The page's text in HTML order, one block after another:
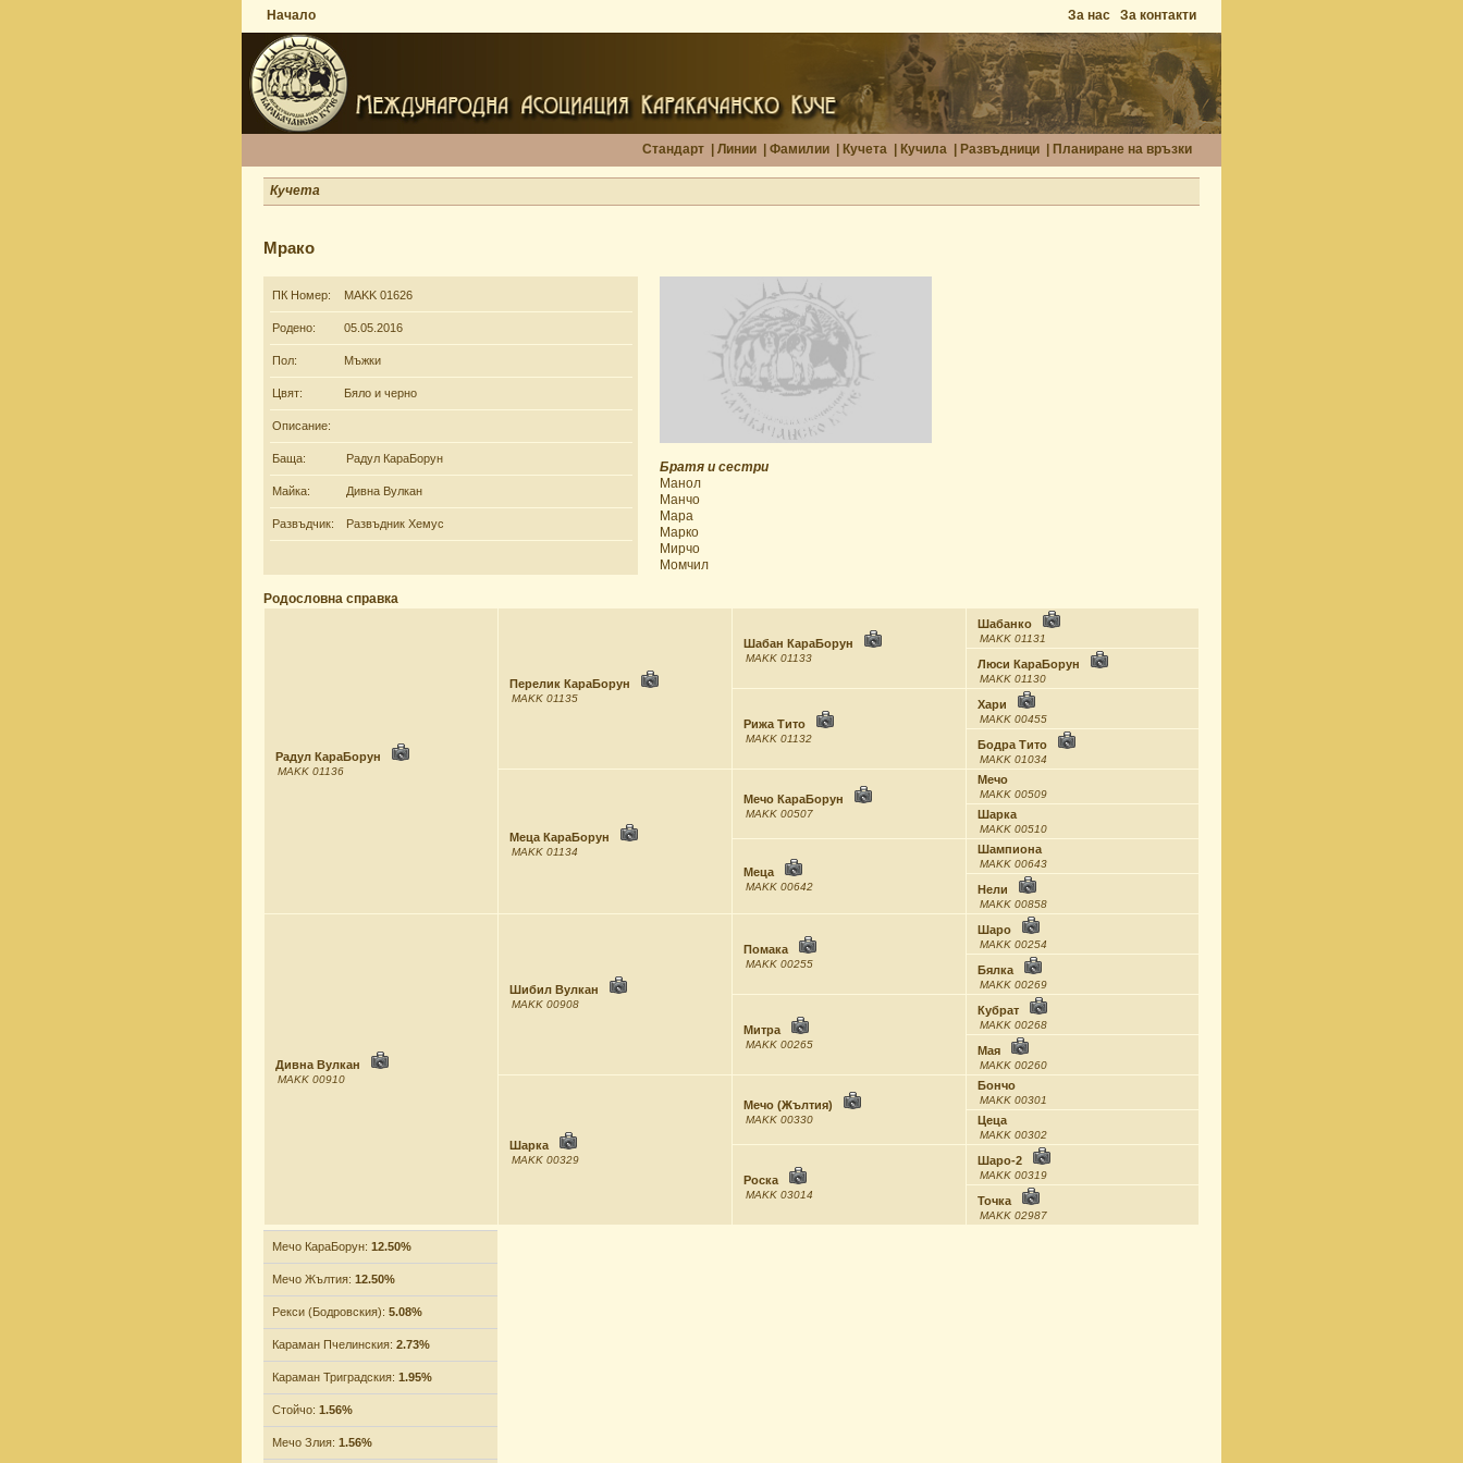
Начало За нас За контакти
Стандарт Линии Фамилии Кучета Кучила Развъдници Планиране на връзки
Кучета
Мрако
ПК Номер: MAKK 01626
Родено: 05.05.2016
Пол: Мъжки
Цвят: Бяло и черно
Описание:
Баща: Радул КараБорун
Майка: Дивна Вулкан
Развъдчик: Развъдник Хемус
Братя и сестри
Манол
Манчо
Мара
Марко
Мирчо
Момчил
Родословна справка
Радул КараБорун
MAKK 01136
Перелик КараБорун
MAKK 01135
Шабан КараБорун
MAKK 01133
Шабанко
MAKK 01131
Люси КараБорун
MAKK 01130
Рижа Тито
MAKK 01132
Хари
MAKK 00455
Бодра Тито
MAKK 01034
Меца КараБорун
MAKK 01134
Мечо КараБорун
MAKK 00507
Мечо
MAKK 00509
Шарка
MAKK 00510
Меца
MAKK 00642
Шампиона
MAKK 00643
Нели
MAKK 00858
Дивна Вулкан
MAKK 00910
Шибил Вулкан
MAKK 00908
Помака
MAKK 00255
Шаро
MAKK 00254
Бялка
MAKK 00269
Митра
MAKK 00265
Кубрат
MAKK 00268
Мая
MAKK 00260
Шарка
MAKK 00329
Мечо (Жълтия)
MAKK 00330
Бончо
MAKK 00301
Цеца
MAKK 00302
Роска
MAKK 03014
Шаро-2
MAKK 00319
Точка
MAKK 02987
Мечо КараБорун: 12.50%
Мечо Жълтия: 12.50%
Рекси (Бодровския): 5.08%
Караман Пчелинския: 2.73%
Караман Триградския: 1.95%
Стойчо: 1.56%
Мечо Злия: 1.56%